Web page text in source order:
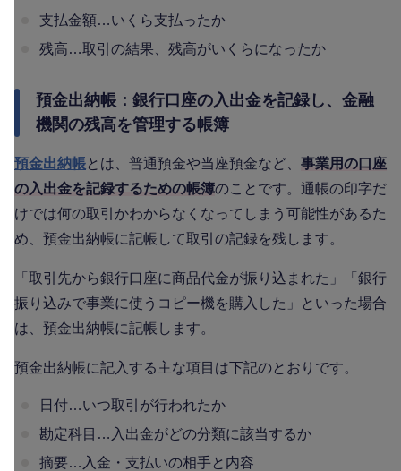
支払金額…いくら支払ったか
残高…取引の結果、残高がいくらになったか
預金出納帳：銀行口座の入出金を記録し、金融
機関の残高を管理する帳簿
預金出納帳とは、普通預金や当座預金など、 事業用の口座
の入出金を記録するための帳簿のことです。通帳の印字だ
けでは何の取引かわからなくなってしまう可能性があるた
め、預金出納帳に記帳して取引の記録を残します。
「取引先から銀行口座に商品代金が振り込まれた」「銀行
振り込みで事業に使うコピー機を購入した」といった場合
は、預金出納帳に記帳します。
預金出納帳に記入する主な項目は下記のとおりです。
日付…いつ取引が行われたか
勘定科目…入出金がどの分類に該当するか
摘要…入金・支払いの相手と内容